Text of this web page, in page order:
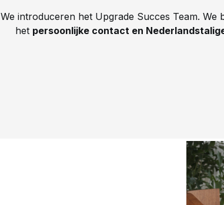
integratiemogelijkheden
Beperkt en
Trager bij
We introduceren het Upgrade Succes Team.
het persoonlijke contact en